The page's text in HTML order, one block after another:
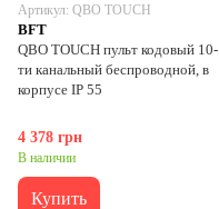
Артикул: QBO TOUCH
BFT
QBO TOUCH пульт кодовый 10-
ти канальный беспроводной, в
корпусе IP 55
4 378 грн
В наличии
Купить